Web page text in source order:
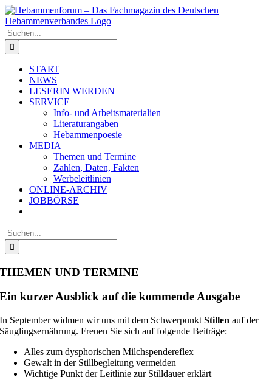
Zum
Inhalt
springen
Suche
nach:
START
NEWS
LESERIN WERDEN
SERVICE
Info- und Arbeitsmaterialien
Literaturangaben
Hebammenpoesie
MEDIA
Themen und Termine
Zahlen, Daten, Fakten
Werbeleitlinien
ONLINE-ARCHIV
JOBBÖRSE
Suche
nach:
THEMEN UND TERMINE
Ein kurzer Ausblick auf die kommende Ausgabe
In September widmen wir uns mit dem SchwerpunktStillenauf der
Säuglingsernährung. Freuen Sie sich auf folgende Beiträge:
Alles zum dysphorischen Milchspendereflex
Gewalt in der Stillbegleitung vermeiden
Wichtige Punkt der Leitlinie zur Stilldauer erklärt